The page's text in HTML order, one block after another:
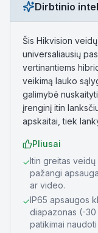
Dirbtinio
Šis Hikvision
universaliausių
vertinantiems
veikimą lauko
galimybė
įrenginį itin
apskaitai, tiek
Pliusai
✓Itin greitas veidų
pažangi
ar video.
✓IP65 apsaugos
diapazonas (-30
patikimai